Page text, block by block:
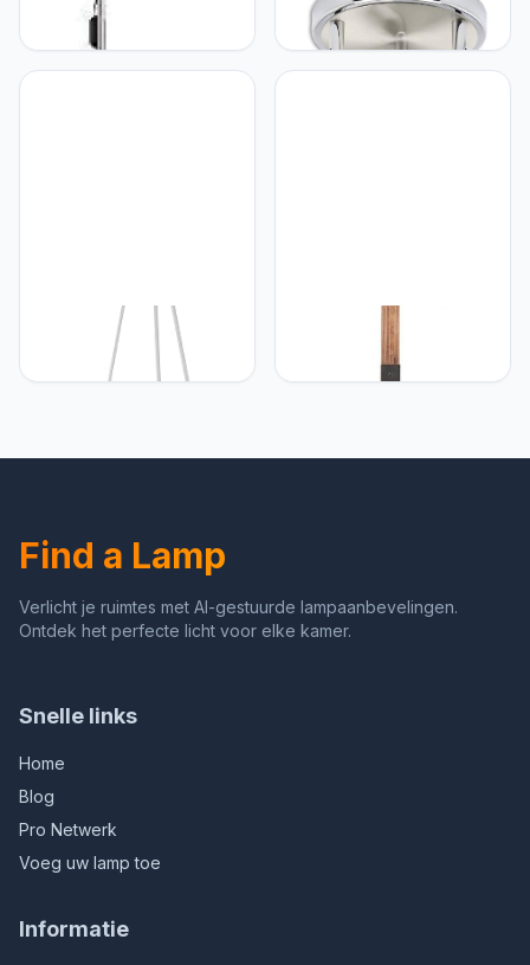
27161/13 vloerlamp met 2
lampen, metaal/glas, E27,
60 W, staal
Sofia spot roundel triple
ijzer/chroom/wit | 3x D45,
E14, 40W, geschikt voor
Brilliant BRILLIANT lamp
Trial hanglamp 3 lamp grijs
| 3x A60, E27, 40W,
Brilliant BRILLIANT lamp
Ploeg vloerlamp 2 lampjes
zwart staal/hout | 2x A60,
Find a Lamp
Verlicht je ruimtes met AI-gestuurde lampaanbevelingen.
Ontdek het perfecte licht voor elke kamer.
Snelle links
Home
Blog
Pro Netwerk
Voeg uw lamp toe
Informatie